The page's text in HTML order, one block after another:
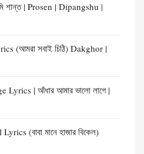
| Prosen | Dipangshu |
(আমরা সবাই চিঠি) Dakghor |
| আঁধার আমার ভালো লাগে |
(বাবা মানে হাজার বিকেল)